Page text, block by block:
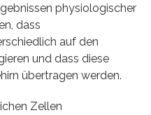
physiologischer
dass
auf den
und dass diese
übertragen werden.
Zellen